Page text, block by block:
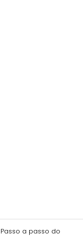
Passo a passo do